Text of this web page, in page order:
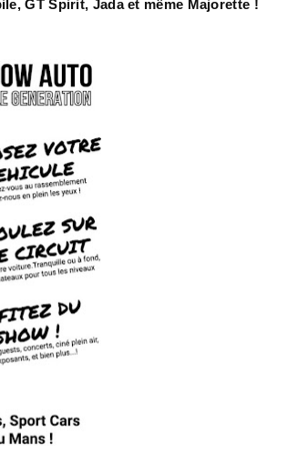
GT Spirit, Jada et même Majorette !